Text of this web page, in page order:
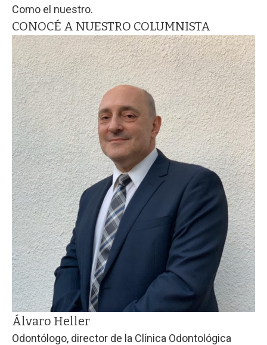
Como el nuestro.
CONOCÉ A NUESTRO COLUMNISTA
Álvaro Heller
Odontólogo, director de la Clínica Odontológica